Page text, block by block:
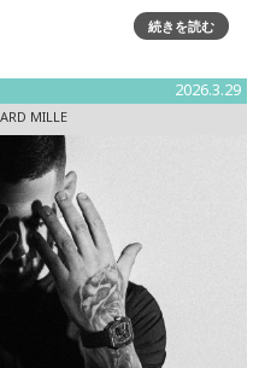
へのオマージュ • 5g未満の新
リバー• 極限まで研ぎ澄まさ
続きを読む
2026.3.29
MILLE